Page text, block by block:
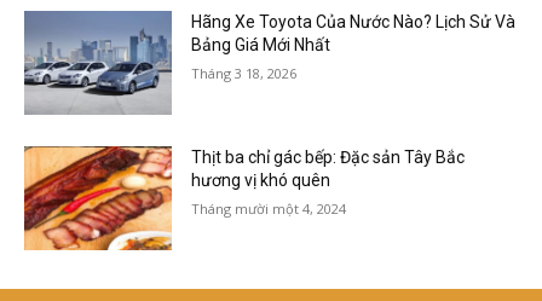
Hãng Xe Toyota Của Nước Nào? Lịch Sử Và
Bảng Giá Mới Nhất
Tháng 3 18, 2026
Thịt ba chỉ gác bếp: Đặc sản Tây Bắc
hương vị khó quên
Tháng mười một 4, 2024